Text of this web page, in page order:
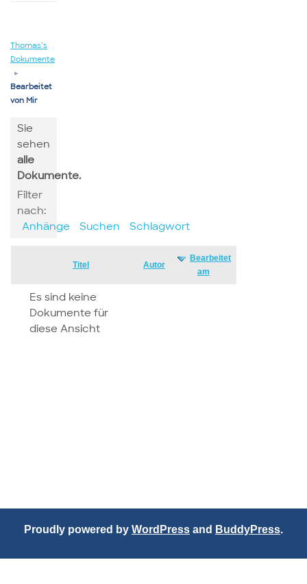
Thomas’s
Dokumente
▸
Bearbeitet
von Mir
Sie
sehen
alle
Dokumente.
Filter
nach:
Anhänge
Suchen Schlagwort
Titel Autor
Bearbeitet
am
Es sind keine
Dokumente für
diese Ansicht
Proudly powered by WordPress and BuddyPress.